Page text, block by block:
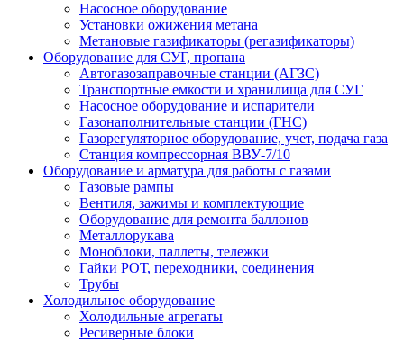
Насосное оборудование
Установки ожижения метана
Метановые газификаторы (регазификаторы)
Оборудование для СУГ, пропана
Автогазозаправочные станции (АГЗС)
Транспортные емкости и хранилища для СУГ
Насосное оборудование и испарители
Газонаполнительные станции (ГНС)
Газорегуляторное оборудование, учет, подача газа
Станция компрессорная ВВУ-7/10
Оборудование и арматура для работы с газами
Газовые рампы
Вентиля, зажимы и комплектующие
Оборудование для ремонта баллонов
Металлорукава
Моноблоки, паллеты, тележки
Гайки РОТ, переходники, соединения
Трубы
Холодильное оборудование
Холодильные агрегаты
Ресиверные блоки